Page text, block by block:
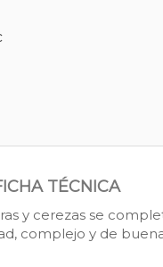
TÉCNICA
y cerezas se
complejo y de